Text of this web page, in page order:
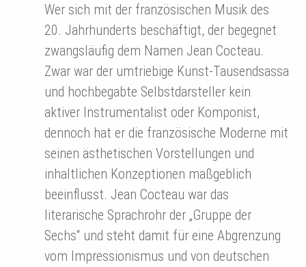
Wer sich mit der französischen Musik des
20. Jahrhunderts beschäftigt, der begegnet
zwangsläufig dem Namen Jean Cocteau.
Zwar war der umtriebige Kunst-Tausendsassa
und hochbegabte Selbstdarsteller kein
aktiver Instrumentalist oder Komponist,
dennoch hat er die französische Moderne mit
seinen ästhetischen Vorstellungen und
inhaltlichen Konzeptionen maßgeblich
beeinflusst. Jean Cocteau war das
literarische Sprachrohr der „Gruppe der
Sechs“ und steht damit für eine Abgrenzung
vom Impressionismus und von deutschen